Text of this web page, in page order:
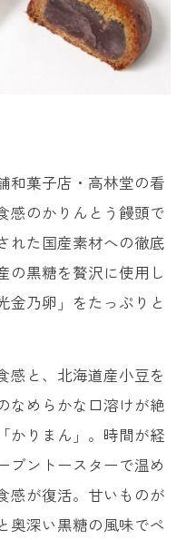
和菓子店・高林堂の看
感のかりんとう饅頭で
れた国産素材への徹底
の黒糖を贅沢に使用し
金乃卵」をたっぷりと
感と、北海道産小豆を
なめらかな口溶けが絶
かりまん」。時間が経
ブントースターで温め
感が復活。甘いものが
奥深い黒糖の風味でペ